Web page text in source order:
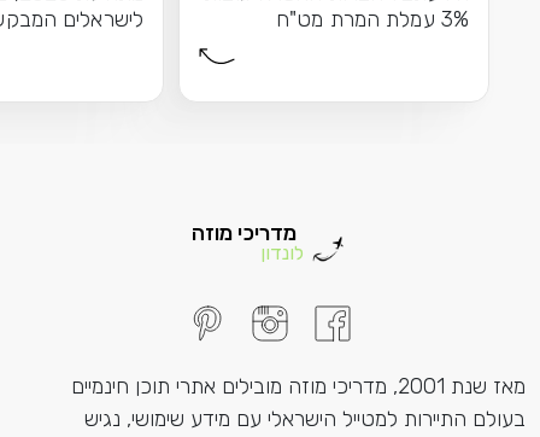
3% עמלת המרת מט"ח
לישראלים
מדריכי מוזה
לונדון
מאז שנת 2001, מדריכי מוזה מובילים אתרי תוכן חינמיים
בעולם התיירות למטייל הישראלי עם מידע שימושי, נגיש